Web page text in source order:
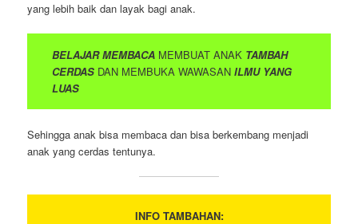
yang lebih baik dan layak bagi anak.
BELAJAR MEMBACAMEMBUAT ANAK TAMBAH
CERDASDAN MEMBUKA WAWASAN ILMU YANG
LUAS
Sehingga anak bisa membaca dan bisa berkembang menjadi
anak yang cerdas tentunya.
INFO TAMBAHAN: